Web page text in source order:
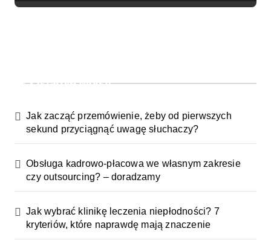
Ostatnie wpisy
Jak zacząć przemówienie, żeby od pierwszych
sekund przyciągnąć uwagę słuchaczy?
Obsługa kadrowo-płacowa we własnym zakresie
czy outsourcing? – doradzamy
Jak wybrać klinikę leczenia niepłodności? 7
kryteriów, które naprawdę mają znaczenie